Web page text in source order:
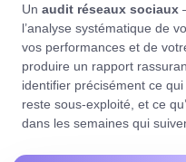
Un audit réseaux sociaux
l’analyse systématique de
vos performances et de
produire un rapport
identifier précisément ce
reste sous-exploité, et ce
dans les semaines qui